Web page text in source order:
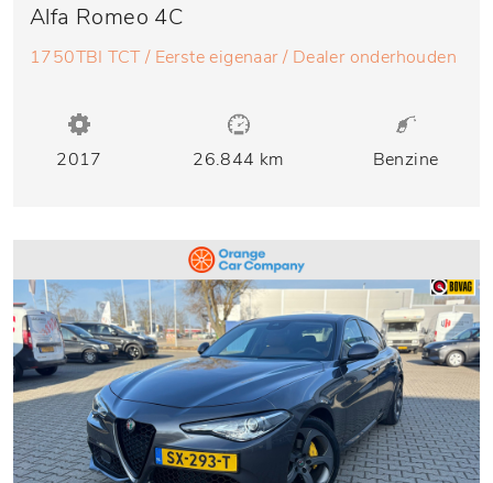
Alfa Romeo 4C
1750TBI TCT / Eerste eigenaar / Dealer onderhouden
2017 26.844 km Benzine